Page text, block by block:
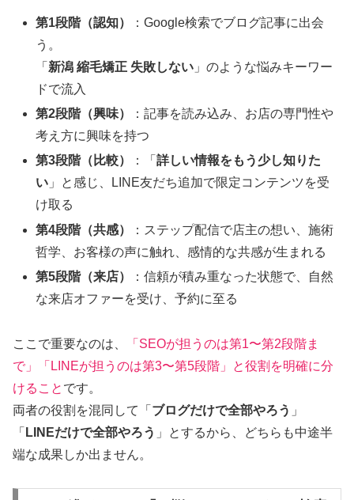
第1段階（認知）
：Google検索でブログ記事に出会
う。
「 新潟 縮毛矯正 失敗しない 」のような悩みキーワー
ドで流入
第2段階（興味）
：記事を読み込み、お店の専門性や
考え方に興味を持つ
第3段階（比較）
：「詳しい情報をもう少し知りた
い 」と感じ、LINE友だち追加で限定コンテンツを受
け取る
第4段階（共感）
：ステップ配信で店主の想い、施術
哲学、お客様の声に触れ、感情的な共感が生まれる
第5段階（来店）
：信頼が積み重なった状態で、自然
な来店オファーを受け、予約に至る
ここで重要なのは、
「SEOが担うのは第1〜第2段階ま
で」「LINEが担うのは第3〜第5段階」と役割を明確に分
けること です。
両者の役割を混同して「 ブログだけで全部やろう 」
「 LINEだけで全部やろう 」とするから、どちらも中途半
端な成果しか出ません。